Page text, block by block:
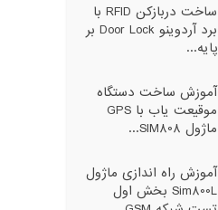
ساخت دربازکن RFID با
برد آردوینو Door Lock بر
پایه...
آموزش ساخت دستگاه
موقیعت یاب با GPS
ماژول SIM808...
آموزش راه اندازی ماژول
Sim800L بخش اول